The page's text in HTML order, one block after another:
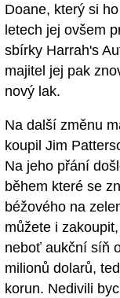
Doane, který si
letech jej ovšem
sbírky Harrah's
majitel jej pak
nový lak.
Na další změnu
koupil Jim
Na jeho přání
během které se
béžového na
můžete i
neboť aukční síň
milionů dolarů,
korun. Nedivili